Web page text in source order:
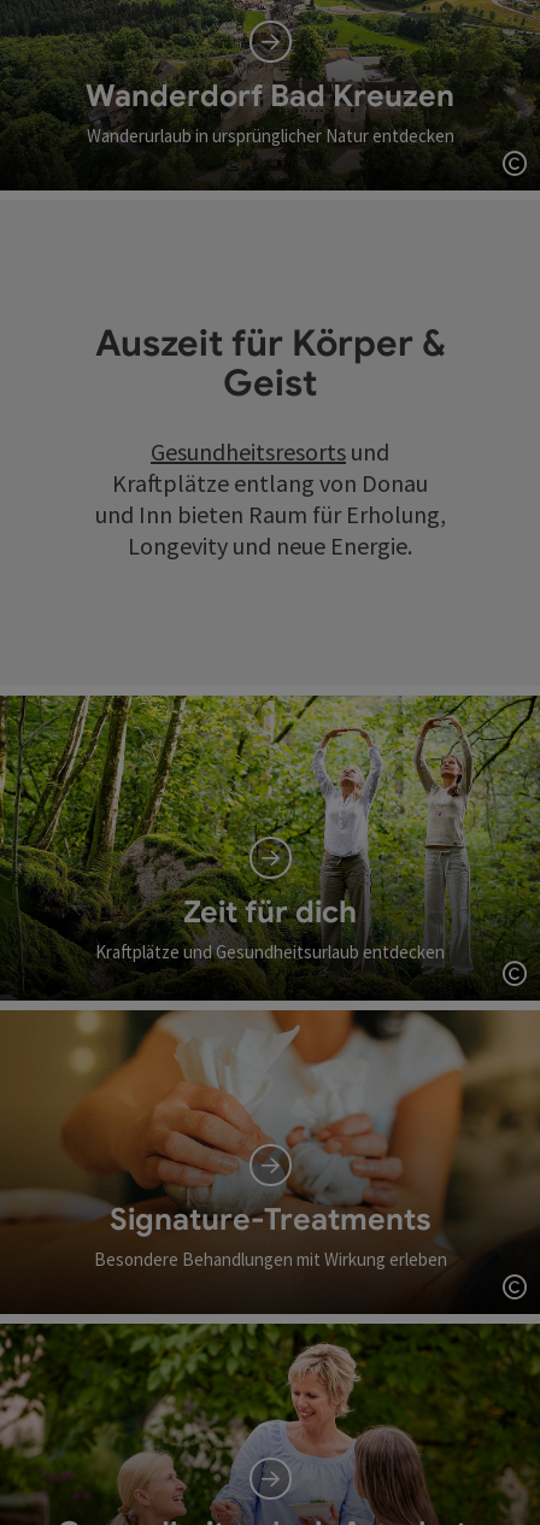
Wanderdorf Bad Kreuzen
Wanderurlaub in ursprünglicher Natur entdecken
Auszeit für Körper &
Geist
Gesundheitsresorts und
Kraftplätze entlang von Donau
und Inn bieten Raum für Erholung,
Longevity und neue Energie.
Zeit für dich
Kraftplätze und Gesundheitsurlaub entdecken
Signature-Treatments
Besondere Behandlungen mit Wirkung erleben